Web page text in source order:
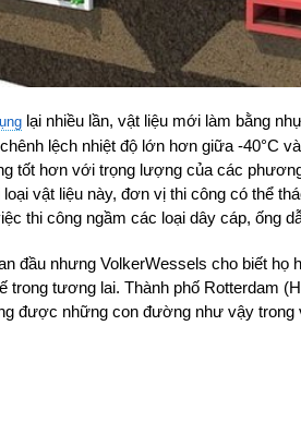
lại nhiều lần, vật liệu mới làm bằng
lệch nhiệt độ lớn hơn giữa -40°C
tốt hơn với trọng lượng của các
vật liệu này, đơn vị thi công có thể
thi công ngầm các loại dây cáp, ống
đầu nhưng VolkerWessels cho biết họ
trong tương lai. Thành phố Rotterdam
được những con đường như vậy trong